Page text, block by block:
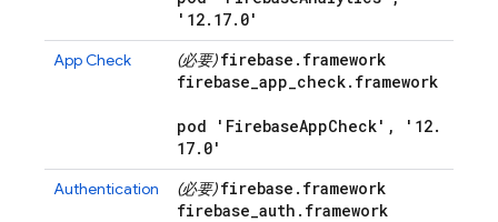
'12. 17. 0'
App Check (必要) firebase . framework
firebase_app_check. framework
pod 'FirebaseAppCheck' , '12.
17. 0'
Authentication (必要) firebase . framework
firebase_auth . framework